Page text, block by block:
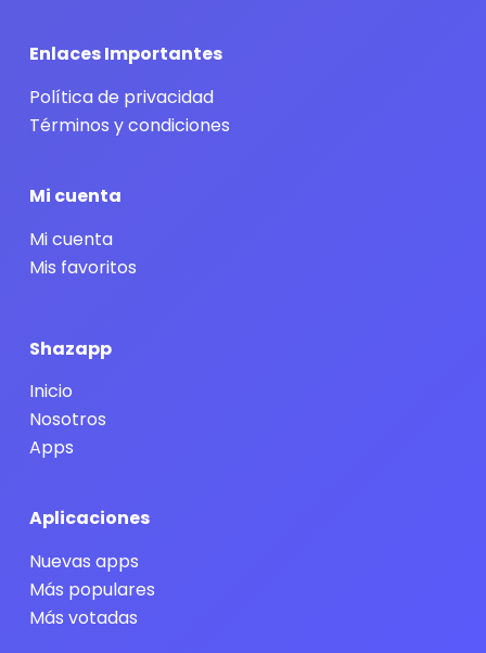
Enlaces Importantes
Política de privacidad
Términos y condiciones
Mi cuenta
Mi cuenta
Mis favoritos
Shazapp
Inicio
Nosotros
Apps
Aplicaciones
Nuevas apps
Más populares
Más votadas